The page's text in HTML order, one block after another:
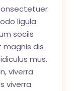
ligula
sociis
dis
mus.
viverra
viverra